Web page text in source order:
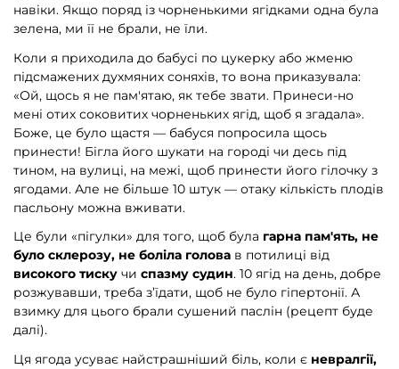
навіки. Якщо поряд із чорненькими ягідками одна була
зелена, ми її не брали, не їли.
Коли я приходила до бабусі по цукерку або жменю
підсмажених духмяних соняхів, то вона приказувала:
«Ой, щось я не пам'ятаю, як тебе звати. Принеси-но
мені отих соковитих чорненьких ягід, щоб я згадала».
Боже, це було щастя — бабуся попросила щось
принести! Бігла його шукати на городі чи десь під
тином, на вулиці, на межі, щоб принести його гілочку з
ягодами. Але не більше 10 штук — отаку кількість плодів
пасльону можна вживати.
Це були «пігулки» для того, щоб була гарна пам'ять, не
було склерозу, не боліла голова в потилиці від
високого тиску чи спазму судин. 10 ягід на день, добре
розжувавши, треба з’їдати, щоб не було гіпертонії. А
взимку для цього брали сушений паслін (рецепт буде
далі).
Ця ягода усуває найстрашніший біль, коли є невралгії,